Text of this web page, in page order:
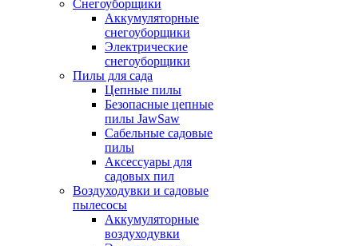
Снегоуборщики
Аккумуляторные
снегоуборщики
Электрические
снегоуборщики
Пилы для сада
Цепные пилы
Безопасные цепные
пилы JawSaw
Сабельные садовые
пилы
Аксессуары для
садовых пил
Воздуходувки и садовые
пылесосы
Аккумуляторные
воздуходувки